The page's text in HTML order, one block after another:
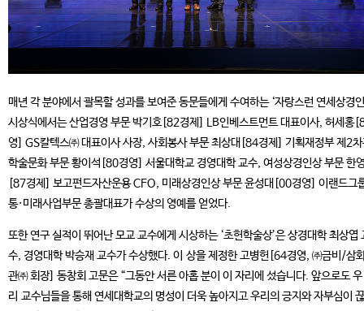
매년 각 분야에서 괄목할 성과를 보여준 동문들에게 수여하는 ‘자랑스런 연세상경
시상식에서는 산업경영 부문 박기호[82경제] LB인베스트먼트 대표이사, 허세홍
영] GS칼텍스㈜ 대표이사 사장, 사회봉사 부문 최상대[84경제] 기획재정부 제2
학술문화 부문 황이석[80경영] 서울대학교 경영대학 교수, 여성상경인상 부문 한
[87경제] 보고펀드자산운용 CFO, 미래상경인상 부문 윤성대[00경영] 이랜드그
통·미래사업부문 총괄대표가 수상의 영예를 얻었다.
또한 연구 실적이 뛰어난 모교 교수에게 시상하는 ‘초헌학술상’은 상경대학 최상엽
수, 경영대학 박승재 교수가 수상했다. 이 상을 제정한 고병헌[64경영, ㈜금비/삼
관㈜ 회장] 동창회 고문은 “그동안 서른 아홉 분이 이 자리에 섰습니다. 앞으로도 우
리 교수님들을 통해 연세대학교의 명성이 더욱 높아지고 우리의 긍지와 자부심이